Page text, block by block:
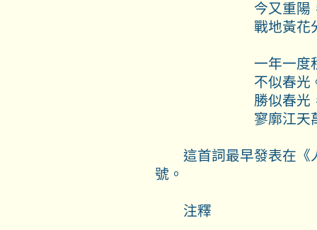
今又重陽
戰地黃花分
一年一度秋
不似春光
勝似春光
寥廓江天萬
這首詞最早發表在《
號。
注釋